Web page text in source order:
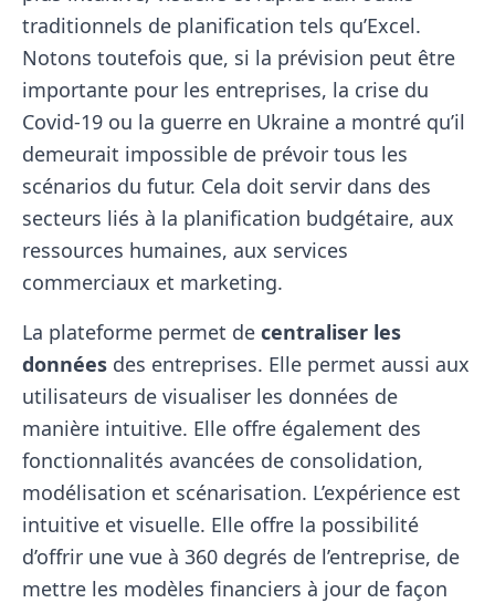
traditionnels de planification tels qu’Excel.
Notons toutefois que, si la prévision peut être
importante pour les entreprises, la crise du
Covid-19 ou la guerre en Ukraine a montré qu’il
demeurait impossible de prévoir tous les
scénarios du futur. Cela doit servir dans des
secteurs liés à la planification budgétaire, aux
ressources humaines, aux services
commerciaux et marketing.
La plateforme permet de centraliser les
données des entreprises. Elle permet aussi aux
utilisateurs de visualiser les données de
manière intuitive. Elle offre également des
fonctionnalités avancées de consolidation,
modélisation et scénarisation. L’expérience est
intuitive et visuelle. Elle offre la possibilité
d’offrir une vue à 360 degrés de l’entreprise, de
mettre les modèles financiers à jour de façon